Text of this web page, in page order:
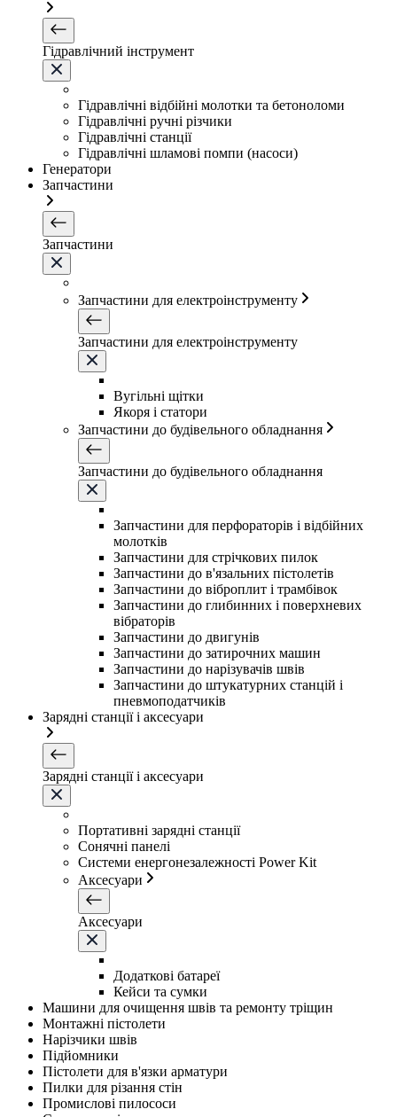
Гідравлічний інструмент
Гідравлічні відбійні молотки та бетоноломи
Гідравлічні ручні різчики
Гідравлічні станції
Гідравлічні шламові помпи (насоси)
Генератори
Запчастини
Запчастини
Запчастини для електроінструменту
Запчастини для електроінструменту
Вугільні щітки
Якоря і статори
Запчастини до будівельного обладнання
Запчастини до будівельного обладнання
Запчастини для перфораторів і відбійних
молотків
Запчастини для стрічкових пилок
Запчастини до в'язальних пістолетів
Запчастини до віброплит і трамбівок
Запчастини до глибинних і поверхневих
вібраторів
Запчастини до двигунів
Запчастини до затирочних машин
Запчастини до нарізувачів швів
Запчастини до штукатурних станцій і
пневмоподатчиків
Зарядні станції і аксесуари
Зарядні станції і аксесуари
Портативні зарядні станції
Сонячні панелі
Системи енергонезалежності Power Kit
Аксесуари
Аксесуари
Додаткові батареї
Кейси та сумки
Машини для очищення швів та ремонту тріщин
Монтажні пістолети
Нарізчики швів
Підйомники
Пістолети для в'язки арматури
Пилки для різання стін
Промислові пилососи